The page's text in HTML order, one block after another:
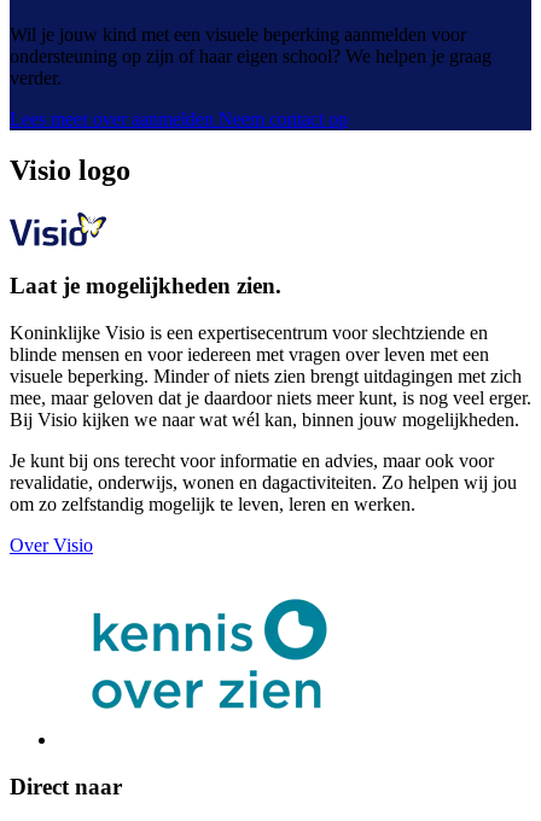
Wil je jouw kind met een visuele beperking aanmelden voor
ondersteuning op zijn of haar eigen school? We helpen je graag
verder.
Lees meer over aanmelden Neem contact op
Visio logo
Laat je mogelijkheden zien.
Koninklijke Visio is een expertisecentrum voor slechtziende en
blinde mensen en voor iedereen met vragen over leven met een
visuele beperking. Minder of niets zien brengt uitdagingen met zich
mee, maar geloven dat je daardoor niets meer kunt, is nog veel erger.
Bij Visio kijken we naar wat wél kan, binnen jouw mogelijkheden.
Je kunt bij ons terecht voor informatie en advies, maar ook voor
revalidatie, onderwijs, wonen en dagactiviteiten. Zo helpen wij jou
om zo zelfstandig mogelijk te leven, leren en werken.
Over Visio
Direct naar